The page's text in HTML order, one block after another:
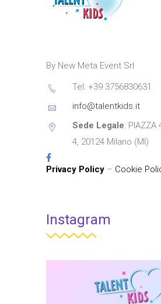
By New Meta Event Srl
Tel: +39 3756830631
info@talentkids.it
Sede Legale: PIAZZA
4, 20124 Milano (MI)
Privacy Policy – Cookie
Instagram